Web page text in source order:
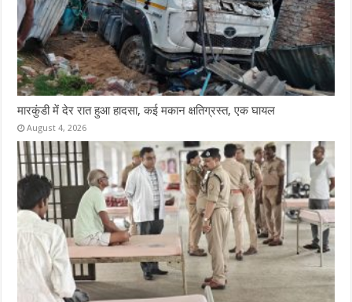
मारकुंडी में देर रात हुआ हादसा, कई मकान क्षतिग्रस्त, एक घायल
August 4, 2026